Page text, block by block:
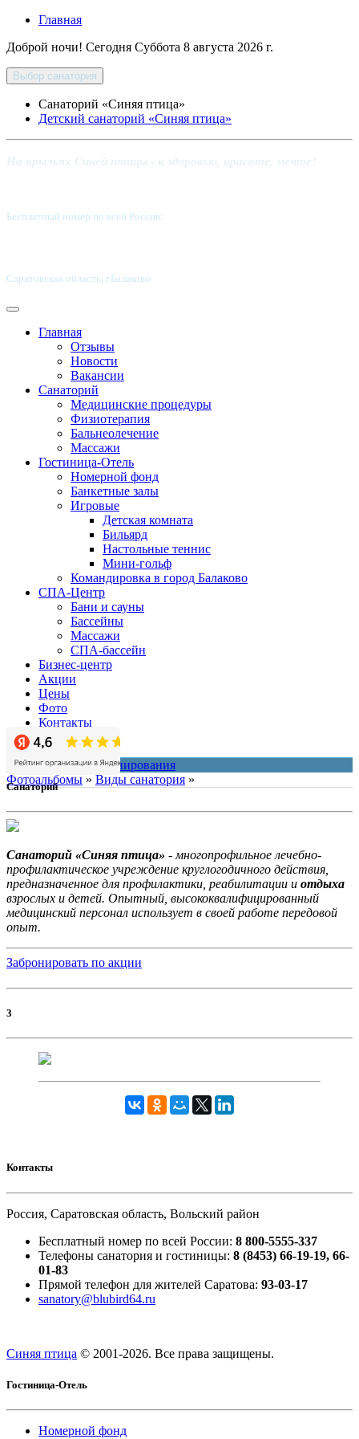
Главная
Доброй ночи! Сегодня Суббота 8 августа 2026 г.
Выбор санатория
Санаторий «Синяя птица»
Детский санаторий «Синяя птица»
Бесплатный номер по всей России:
Саратовская область, г.Балаково
Главная
Отзывы
Новости
Вакансии
Санаторий
Медицинские процедуры
Физиотерапия
Бальнеолечение
Массажи
Гостиница-Отель
Номерной фонд
Банкетные залы
Игровые
Детская комната
Бильярд
Настольные теннис
Мини-гольф
Командировка в город Балаково
СПА-Центр
Бани и сауны
Бассейны
Массажи
СПА-бассейн
Бизнес-центр
Акции
Цены
Фото
Контакты
О нас
система онлайн-бронирования
Фотоальбомы » Виды санатория »
Санаторий
Санаторий «Синяя птица» - многопрофильное лечебно-
профилактическое учреждение круглогодичного действия,
предназначенное для профилактики, реабилитации и отдыха
взрослых и детей. Опытный, высококвалифицированный
медицинский персонал использует в своей работе передовой
опыт.
Забронировать по акции
3
Контакты
Россия, Саратовская область, Вольский район
Бесплатный номер по всей России: 8 800-5555-337
Телефоны санатория и гостиницы: 8 (8453) 66-19-19, 66-
01-83
Прямой телефон для жителей Саратова: 93-03-17
sanatory@blubird64.ru
Синяя птица © 2001-2026. Все права защищены.
Гостиница-Отель
Номерной фонд